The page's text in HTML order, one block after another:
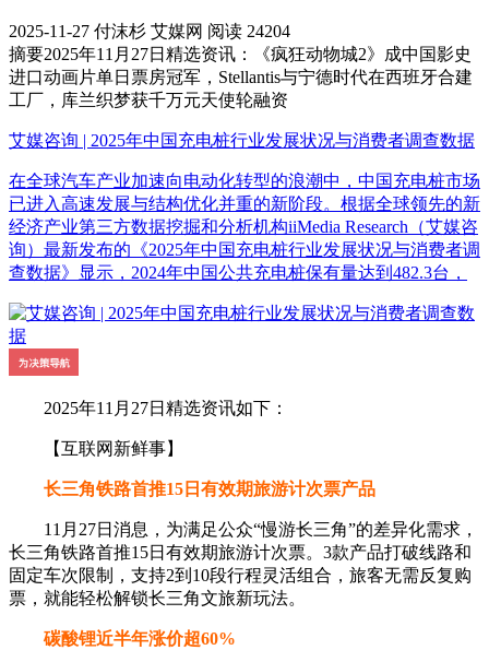
2025-11-27 付沫杉 艾媒网 阅读 24204
摘要2025年11月27日精选资讯：《疯狂动物城2》成中国影史
进口动画片单日票房冠军，Stellantis与宁德时代在西班牙合建
工厂，库兰织梦获千万元天使轮融资
艾媒咨询 | 2025年中国充电桩行业发展状况与消费者调查数据
在全球汽车产业加速向电动化转型的浪潮中，中国充电桩市场
已进入高速发展与结构优化并重的新阶段。根据全球领先的新
经济产业第三方数据挖掘和分析机构iiMedia Research（艾媒咨
询）最新发布的《2025年中国充电桩行业发展状况与消费者调
查数据》显示，2024年中国公共充电桩保有量达到482.3台，
2025年11月27日精选资讯如下：
【互联网新鲜事】
长三角铁路首推15日有效期旅游计次票产品
11月27日消息，为满足公众“慢游长三角”的差异化需求，
长三角铁路首推15日有效期旅游计次票。3款产品打破线路和
固定车次限制，支持2到10段行程灵活组合，旅客无需反复购
票，就能轻松解锁长三角文旅新玩法。
碳酸锂近半年涨价超60%